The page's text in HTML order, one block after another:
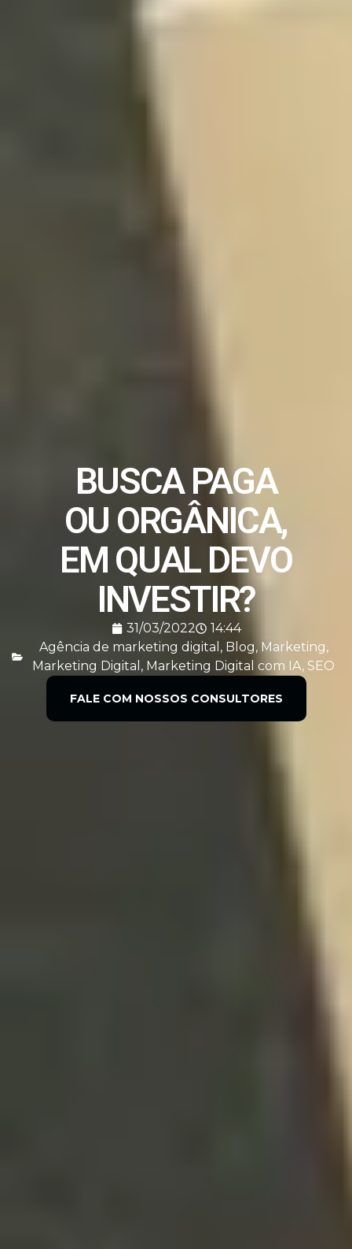
BUSCA PAGA
OU ORGÂNICA,
EM QUAL DEVO
INVESTIR?
31/03/2022
14:44
Agência de marketing digital , Blog, Marketing,
Marketing Digital , Marketing Digital com IA, SEO
FALE COM NOSSOS CONSULTORES